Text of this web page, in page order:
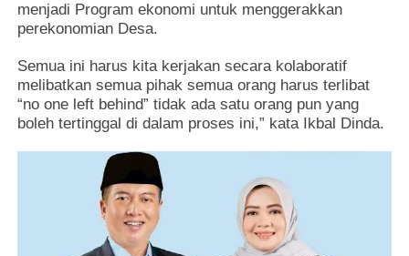
menjadi Program ekonomi untuk menggerakkan
perekonomian Desa.
Semua ini harus kita kerjakan secara kolaboratif
melibatkan semua pihak semua orang harus terlibat
“no one left behind” tidak ada satu orang pun yang
boleh tertinggal di dalam proses ini,” kata Ikbal Dinda.